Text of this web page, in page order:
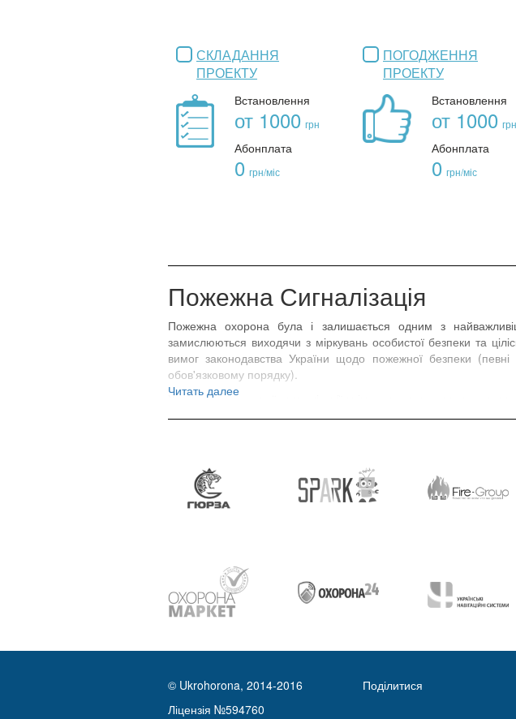
СКЛАДАННЯ
ПРОЕКТУ
Встановлення
от 1000 грн
Абонплата
0 грн/міс
ПОГОДЖЕННЯ
ПРОЕКТУ
Встановлення
от 1000 грн
Абонплата
0 грн/міс
Пожежна Сигналізація
Пожежна охорона була і залишається одним з
замислюються виходячи з міркувань особистої безпеки та
вимог законодавства України щодо пожежної безпеки (певні
обов'язковому порядку).
Установка пожежної сигналізації крім стандартних процедур
норм, його затвердження в МНС України, отриманням Акту
спеціалізований пожежний пульт. Укрохорона бере на себе
Читать далее
© Ukrohorona, 2014-2016
Ліцензія №594760
Поділитися